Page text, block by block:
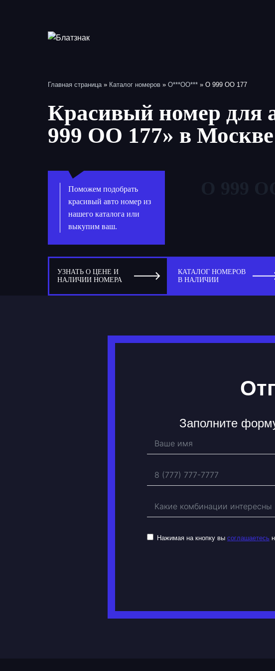
содержимому
Главная страница» Каталог номеров » О***ОО*** » О 999 ОО 177
Красивый номер для
999 ОО 177» в Москве
Поможем подобрать
красивый авто номер из
нашего каталога или
выкупим ваш.
УЗНАТЬ О ЦЕНЕ И
НАЛИЧИИ НОМЕРА
КАТАЛОГ НОМЕРОВ
В НАЛИЧИИ
Заполните
Нажимая на кнопку вы соглашаетесь